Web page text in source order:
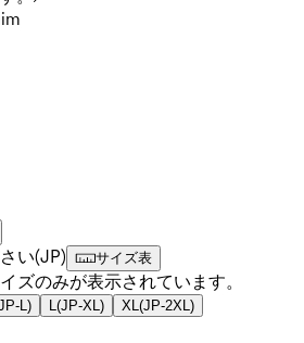
い(JP) サイズ表
ズのみが表示されています。
L) L(JP-XL) XL(JP-2XL)